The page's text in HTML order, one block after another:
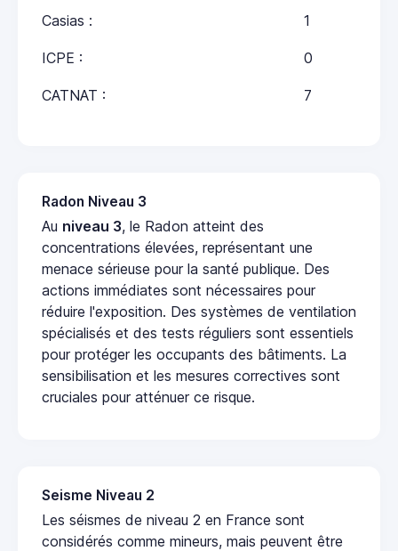
Casias : 1
ICPE : 0
CATNAT : 7
Radon Niveau 3
Au niveau 3, le Radon atteint des
concentrations élevées, représentant une
menace sérieuse pour la santé publique. Des
actions immédiates sont nécessaires pour
réduire l'exposition. Des systèmes de ventilation
spécialisés et des tests réguliers sont essentiels
pour protéger les occupants des bâtiments. La
sensibilisation et les mesures correctives sont
cruciales pour atténuer ce risque.
Seisme Niveau 2
Les séismes de niveau 2 en France sont
considérés comme mineurs, mais peuvent être